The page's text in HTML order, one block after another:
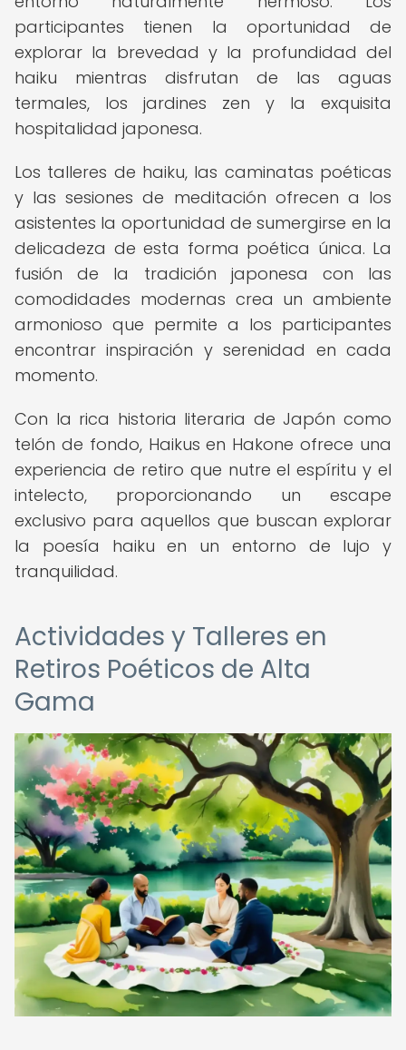
participantes tienen la oportunidad de
explorar la brevedad y la profundidad del
haiku mientras disfrutan de las aguas
termales, los jardines zen y la exquisita
hospitalidad japonesa.
Los talleres de haiku, las caminatas poéticas
y las sesiones de meditación ofrecen a los
asistentes la oportunidad de sumergirse en la
delicadeza de esta forma poética única. La
fusión de la tradición japonesa con las
comodidades modernas crea un ambiente
armonioso que permite a los participantes
encontrar inspiración y serenidad en cada
momento.
Con la rica historia literaria de Japón como
telón de fondo, Haikus en Hakone ofrece una
experiencia de retiro que nutre el espíritu y el
intelecto, proporcionando un escape
exclusivo para aquellos que buscan explorar
la poesía haiku en un entorno de lujo y
tranquilidad.
Actividades y Talleres en
Retiros Poéticos de Alta
Gama